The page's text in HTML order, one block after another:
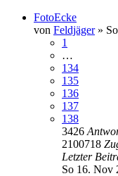
FotoEcke
von Feldjäger»
1
…
134
135
136
137
138
3426
2100718
Letzter
So 16. Nov